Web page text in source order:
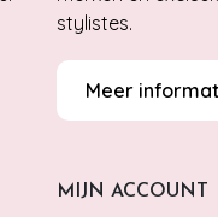
stylistes.
Meer
MIJN ACCOUNT